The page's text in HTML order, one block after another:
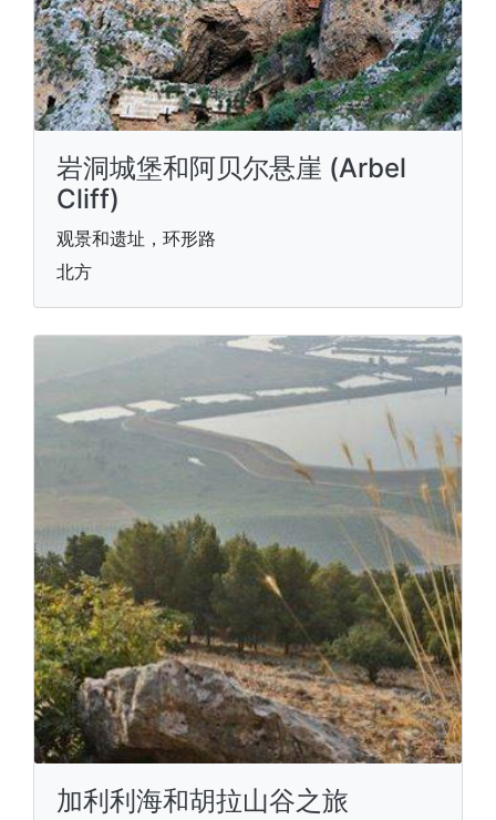
岩洞城堡和阿贝尔悬崖 (Arbel
Cliff)
观景和遗址，环形路
北方
加利利海和胡拉山谷之旅